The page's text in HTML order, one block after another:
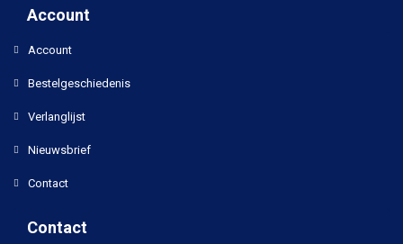
Account
Account
Bestelgeschiedenis
Verlanglijst
Nieuwsbrief
Contact
Contact